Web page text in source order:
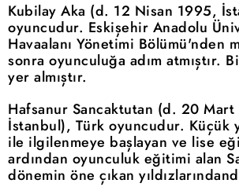
Kubilay Aka (d. 12 Nisan 1995,
oyuncudur. Eskişehir Anadolu
Havaalanı Yönetimi Bölümü'nden
sonra oyunculuğa adım atmıştır.
yer almıştır.
Hafsanur Sancaktutan (d. 20
İstanbul), Türk oyuncudur. Küçük
ile ilgilenmeye başlayan ve lise
ardından oyunculuk eğitimi alan
dönemin öne çıkan